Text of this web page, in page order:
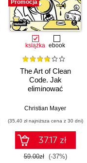
Promocja
książka ebook
The Art of Clean
Code. Jak
eliminować
czysty kod
Christian Mayer
(35,40 zł najniższa cena z 30 dni)
37.17 zł
59.00zł (-37%)